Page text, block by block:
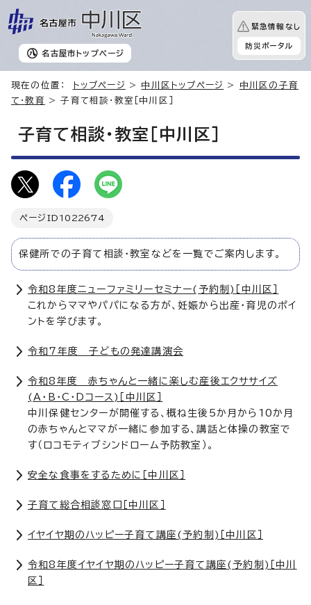
名古屋市 トップページ
緊急情報なし
防災ポータル
現在の位置： トップページ > 中川区トップページ > 中川区の子育
て・教育
> 子育て相談・教室［中川区］
子育て相談・教室［中川区］
ページID 1022674
保健所での子育て相談・教室などを一覧でご案内します。
令和8年度ニューファミリーセミナー(予約制)［中川区］
これからママやパパになる方が、妊娠から出産・育児のポイ
ントを学びます。
令和7年度 子どもの発達講演会
令和8年度 赤ちゃんと一緒に楽しむ産後エクササイズ
(A・B・C・Dコース)［中川区］
中川保健センターが開催する、概ね生後5か月から10か月
の赤ちゃんとママが一緒に参加する、講話と体操の教室で
す（ロコモティブシンドローム予防教室）。
安全な食事をするために［中川区］
子育て総合相談窓口［中川区］
イヤイヤ期のハッピー子育て講座(予約制)［中川区］
令和8年度イヤイヤ期のハッピー子育て講座(予約制)［中川
区］